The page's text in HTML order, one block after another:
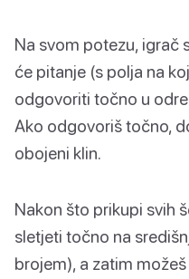
Na svom potezu, igrač
će pitanje (s polja na
odgovoriti točno u
Ako odgovoriš točno,
obojeni klin.
Nakon što prikupi svih
sletjeti točno na
brojem), a zatim